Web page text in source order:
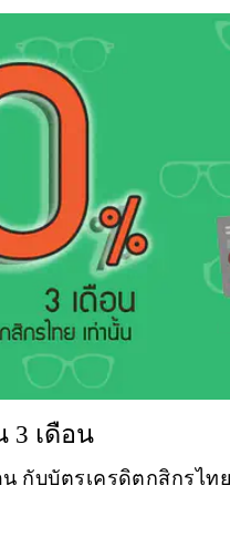
3 เดือน
น กับบัตรเครดิตกสิกรไทย